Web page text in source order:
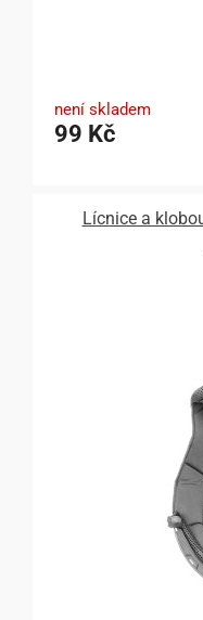
není skladem
99 Kč
Lícnice a